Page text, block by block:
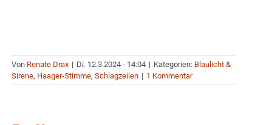
Von Renate Drax | Di. 12.3.2024 - 14:04 | Kategorien: Blaulicht &
Sirene, Haager-Stimme, Schlagzeilen | 1 Kommentar